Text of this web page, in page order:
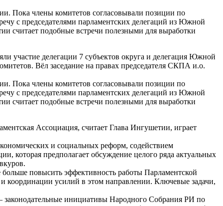
Пока члены комитетов согласовывали позиции по
с председателями парламентских делегаций из Южной
считает подобные встречи полезными для выработки
участие делегации 7 субъектов округа и делегация Южной
Вёл заседание на правах председателя СКПА и.о.
Пока члены комитетов согласовывали позиции по
с председателями парламентских делегаций из Южной
считает подобные встречи полезными для выработки
Ассоциация, считает Глава Ингушетии, играет
и социальных реформ, содействием
которая предполагает обсуждение целого ряда актуальных
повысить эффективность работы Парламентской
координации усилий в этом направлении. Ключевые задачи,
законодательные инициативы Народного Собрания РИ по